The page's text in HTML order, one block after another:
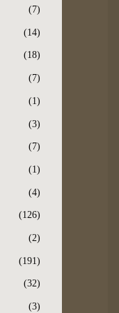
(7)
(14)
(18)
(7)
(1)
(3)
(7)
(1)
(4)
(126)
(2)
(191)
(32)
(3)